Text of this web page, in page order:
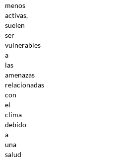
menos
activas,
suelen
ser
vulnerables
a
las
amenazas
relacionadas
con
el
clima
debido
a
una
salud